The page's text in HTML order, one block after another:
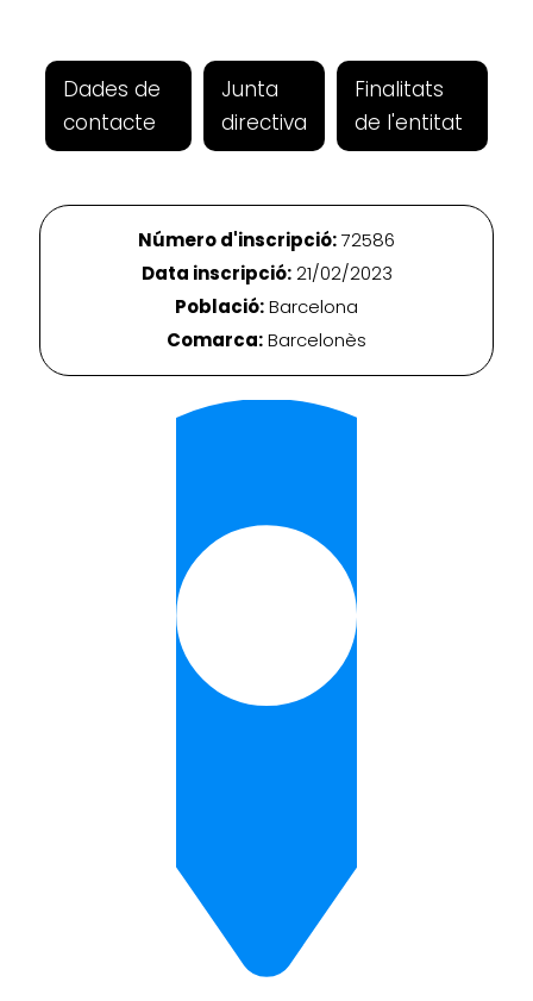
Dades de
contacte
Junta
directiva
Finalitats
de l'entitat
Número d'inscripció:72586
Data inscripció:21/02/2023
Població:Barcelona
Comarca:Barcelonès